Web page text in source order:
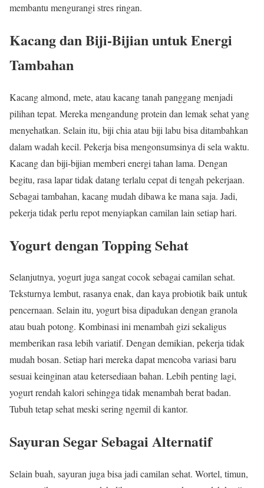
membantu mengurangi stres ringan.
Kacang dan Biji-Bijian untuk Energi
Tambahan
Kacang almond, mete, atau kacang tanah panggang menjadi
pilihan tepat. Mereka mengandung protein dan lemak sehat yang
menyehatkan. Selain itu, biji chia atau biji labu bisa ditambahkan
dalam wadah kecil. Pekerja bisa mengonsumsinya di sela waktu.
Kacang dan biji-bijian memberi energi tahan lama. Dengan
begitu, rasa lapar tidak datang terlalu cepat di tengah pekerjaan.
Sebagai tambahan, kacang mudah dibawa ke mana saja. Jadi,
pekerja tidak perlu repot menyiapkan camilan lain setiap hari.
Yogurt dengan Topping Sehat
Selanjutnya, yogurt juga sangat cocok sebagai camilan sehat.
Teksturnya lembut, rasanya enak, dan kaya probiotik baik untuk
pencernaan. Selain itu, yogurt bisa dipadukan dengan granola
atau buah potong. Kombinasi ini menambah gizi sekaligus
memberikan rasa lebih variatif. Dengan demikian, pekerja tidak
mudah bosan. Setiap hari mereka dapat mencoba variasi baru
sesuai keinginan atau ketersediaan bahan. Lebih penting lagi,
yogurt rendah kalori sehingga tidak menambah berat badan.
Tubuh tetap sehat meski sering ngemil di kantor.
Sayuran Segar Sebagai Alternatif
Selain buah, sayuran juga bisa jadi camilan sehat. Wortel, timun,